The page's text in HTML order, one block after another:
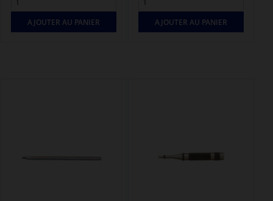
AJOUTER AU PANIER AJOUTER AU PANIER